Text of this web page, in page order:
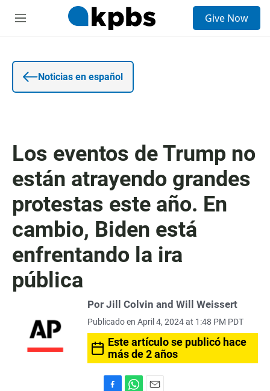
S
i
o
Give Now
Noticias en español
Los eventos de Trump no
están atrayendo grandes
protestas este año. En
cambio, Biden está
enfrentando la ira
pública
Por Jill Colvin and Will Weissert
Publicado en April 4, 2024 at 1:48 PM PDT
Este artículo se publicó hace
más de 2 años